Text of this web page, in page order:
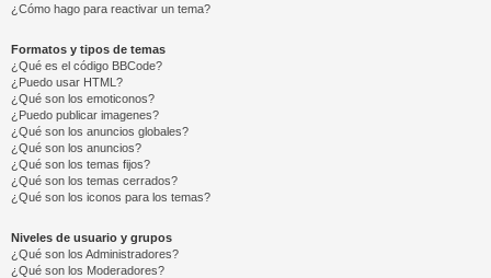
¿Cómo hago para reactivar un tema?
Formatos y tipos de temas
¿Qué es el código BBCode?
¿Puedo usar HTML?
¿Qué son los emoticonos?
¿Puedo publicar imagenes?
¿Qué son los anuncios globales?
¿Qué son los anuncios?
¿Qué son los temas fijos?
¿Qué son los temas cerrados?
¿Qué son los iconos para los temas?
Niveles de usuario y grupos
¿Qué son los Administradores?
¿Qué son los Moderadores?